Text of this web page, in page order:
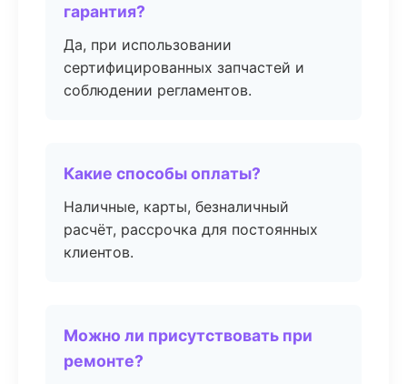
гарантия?
Да, при использовании
сертифицированных запчастей и
соблюдении регламентов.
Какие способы оплаты?
Наличные, карты, безналичный
расчёт, рассрочка для постоянных
клиентов.
Можно ли присутствовать при
ремонте?